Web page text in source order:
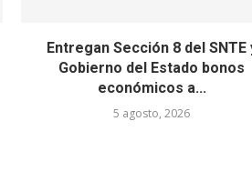
Entregan Sección 8 del SNTE
Gobierno del Estado bonos
económicos a...
5 agosto, 2026